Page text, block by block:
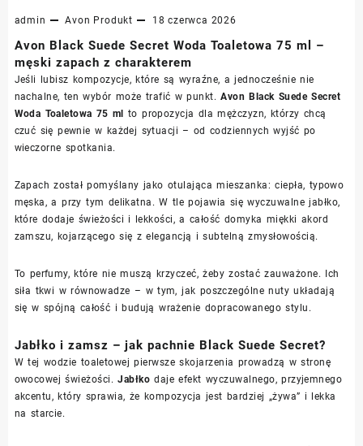
admin Avon Produkt 18 czerwca 2026
Avon Black Suede Secret Woda Toaletowa 75 ml –
męski zapach z charakterem
Jeśli lubisz kompozycje, które są wyraźne, a jednocześnie nie
nachalne, ten wybór może trafić w punkt.Avon Black Suede Secret
Woda Toaletowa 75 ml to propozycja dla mężczyzn, którzy chcą
czuć się pewnie w każdej sytuacji – od codziennych wyjść po
wieczorne spotkania.
Zapach został pomyślany jako otulająca mieszanka: ciepła, typowo
męska, a przy tym delikatna. W tle pojawia się wyczuwalne jabłko,
które dodaje świeżości i lekkości, a całość domyka miękki akord
zamszu, kojarzącego się z elegancją i subtelną zmysłowością.
To perfumy, które nie muszą krzyczeć, żeby zostać zauważone. Ich
siła tkwi w równowadze – w tym, jak poszczególne nuty układają
się w spójną całość i budują wrażenie dopracowanego stylu.
Jabłko i zamsz – jak pachnie Black Suede Secret?
W tej wodzie toaletowej pierwsze skojarzenia prowadzą w stronę
owocowej świeżości.Jabłko daje efekt wyczuwalnego, przyjemnego
akcentu, który sprawia, że kompozycja jest bardziej „żywa” i lekka
na starcie.